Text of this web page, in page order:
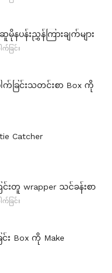
မိုနပန်းညွှန်ကြားချက်များ
ခြင်း
ြင်းသတင်းစာ Box ကို
Catcher
င်းတူ wrapper သင်ခန်းစာ
ခြင်း
း Box ကို Make